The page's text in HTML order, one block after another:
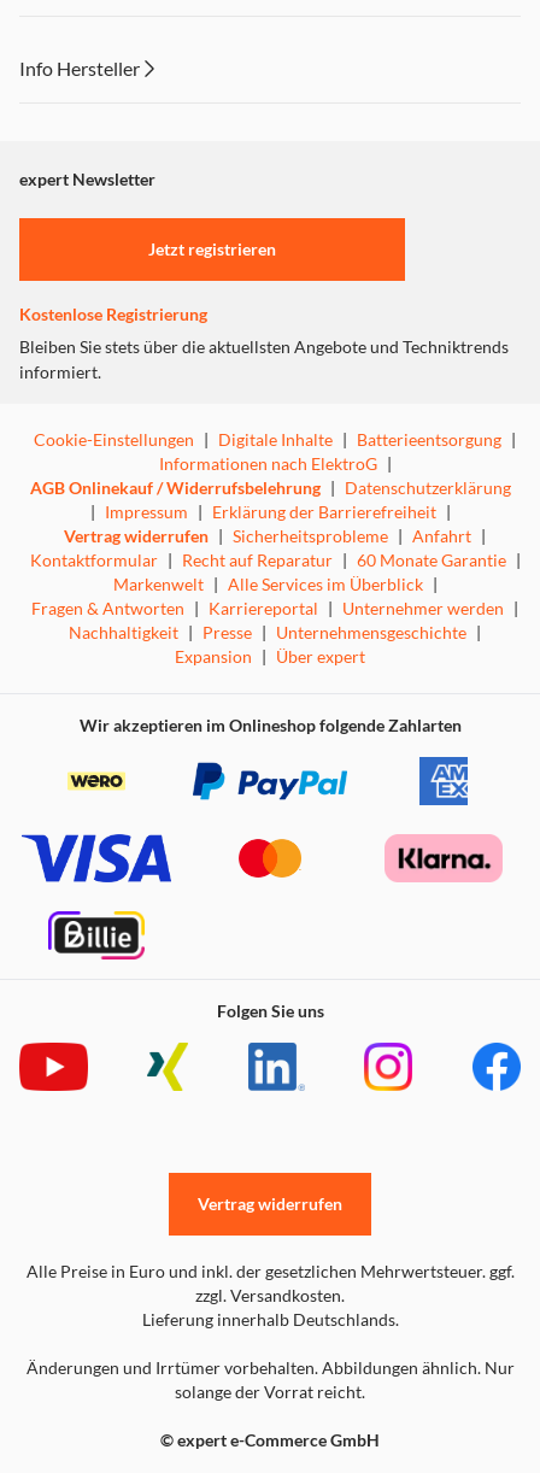
Info Hersteller
"Marketing".
Einstellungen anpassen
expert Newsletter
Jetzt registrieren
Kostenlose Registrierung
Bleiben Sie stets über die aktuellsten Angebote und Techniktrends
informiert.
Cookie-Einstellungen | Digitale Inhalte | Batterieentsorgung |
Informationen nach ElektroG |
AGB Onlinekauf / Widerrufsbelehrung | Datenschutzerklärung
| Impressum | Erklärung der Barrierefreiheit |
Vertrag widerrufen | Sicherheitsprobleme | Anfahrt |
Kontaktformular | Recht auf Reparatur | 60 Monate Garantie |
Markenwelt | Alle Services im Überblick |
Fragen & Antworten | Karriereportal | Unternehmer werden |
Nachhaltigkeit | Presse | Unternehmensgeschichte |
Expansion | Über expert
Wir akzeptieren im Onlineshop folgende Zahlarten
Folgen Sie uns
Alle Preise in Euro und inkl. der gesetzlichen Mehrwertsteuer. ggf.
zzgl. Versandkosten.
Lieferung innerhalb Deutschlands.
Änderungen und Irrtümer vorbehalten. Abbildungen ähnlich. Nur
solange der Vorrat reicht.
© expert e-Commerce GmbH
Vertrag widerrufen